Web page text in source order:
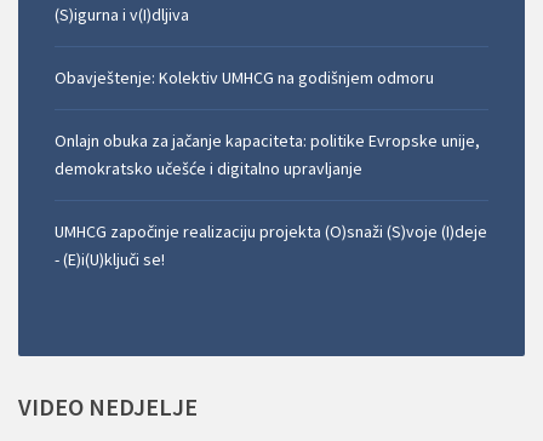
(S)igurna i v(I)dljiva
Obavještenje: Kolektiv UMHCG na godišnjem odmoru
Onlajn obuka za jačanje kapaciteta: politike Evropske unije,
demokratsko učešće i digitalno upravljanje
UMHCG započinje realizaciju projekta (O)snaži (S)voje (I)deje
- (E)i(U)ključi se!
VIDEO NEDJELJE